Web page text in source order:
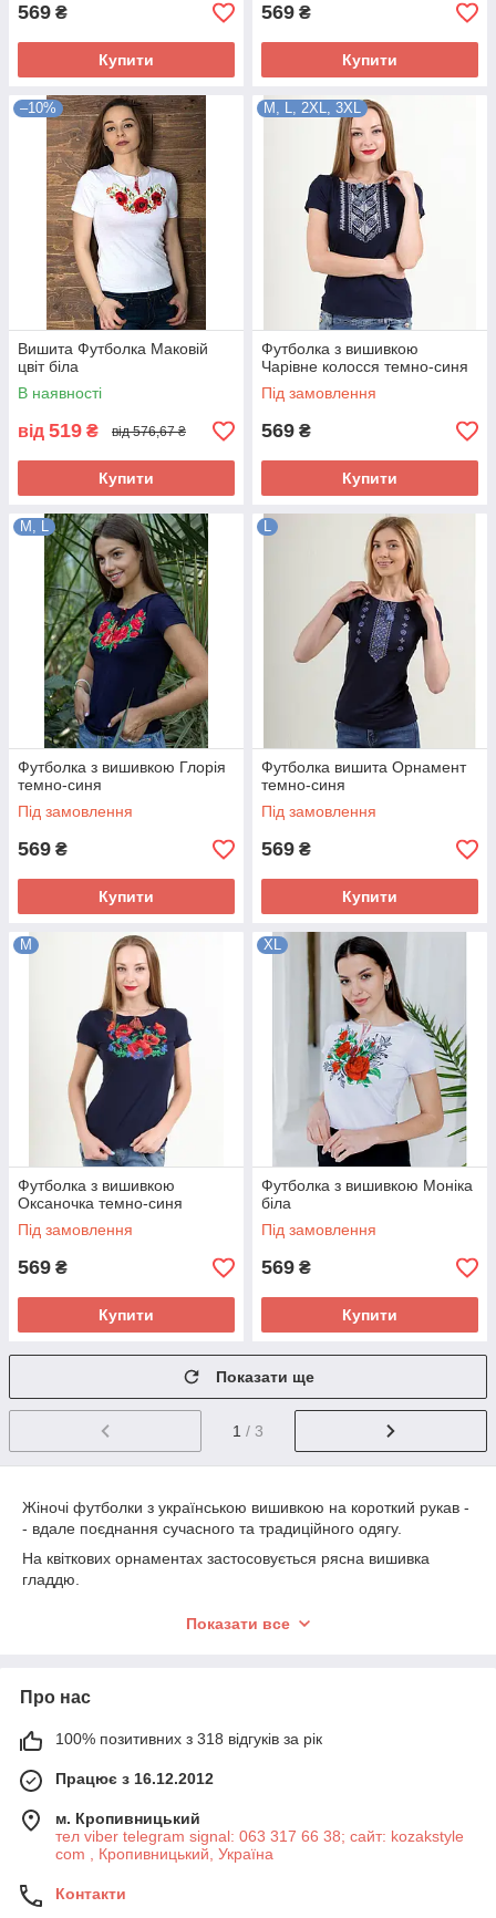
569 ₴
Купити
569 ₴
Купити
–10%
Вишита Футболка Маковій
цвіт біла
В наявності
від 519 ₴ від 576,67 ₴
Купити
М, L, 2XL, 3XL
Футболка з вишивкою
Чарівне колосся темно-синя
Під замовлення
569 ₴
Купити
M, L
Футболка з вишивкою Глорія
темно-синя
Під замовлення
569 ₴
Купити
L
Футболка вишита Орнамент
темно-синя
Під замовлення
569 ₴
Купити
M
Футболка з вишивкою
Оксаночка темно-синя
Під замовлення
569 ₴
Купити
XL
Футболка з вишивкою Моніка
біла
Під замовлення
569 ₴
Купити
Показати ще
1 / 3
Жіночі футболки з українською вишивкою на короткий рукав -
- вдале поєднання сучасного та традиційного одягу.
На квіткових орнаментах застосовується рясна вишивка
гладдю.
Горловина оздоблюється шнурком з китицями.
В деяких моделях вишивка присутня також на рукавах.
Показати все
Про нас
100% позитивних з 318 відгуків за рік
Працює з 16.12.2012
м. Кропивницький
тел viber telegram signal: 063 317 66 38; сайт: kozakstyle
com , Кропивницький, Україна
Контакти